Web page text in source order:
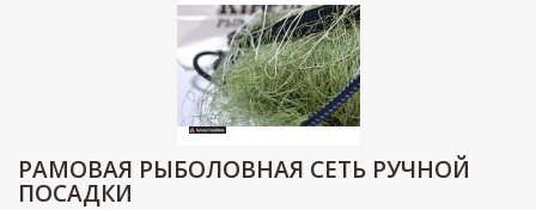
РАМОВАЯ РЫБОЛОВНАЯ СЕТЬ РУЧНОЙ
ПОСАДКИ